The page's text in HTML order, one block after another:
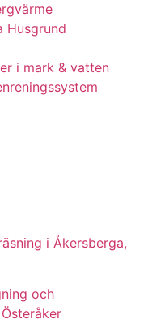
Husgrund
i mark & vatten
i Åkersberga,
och